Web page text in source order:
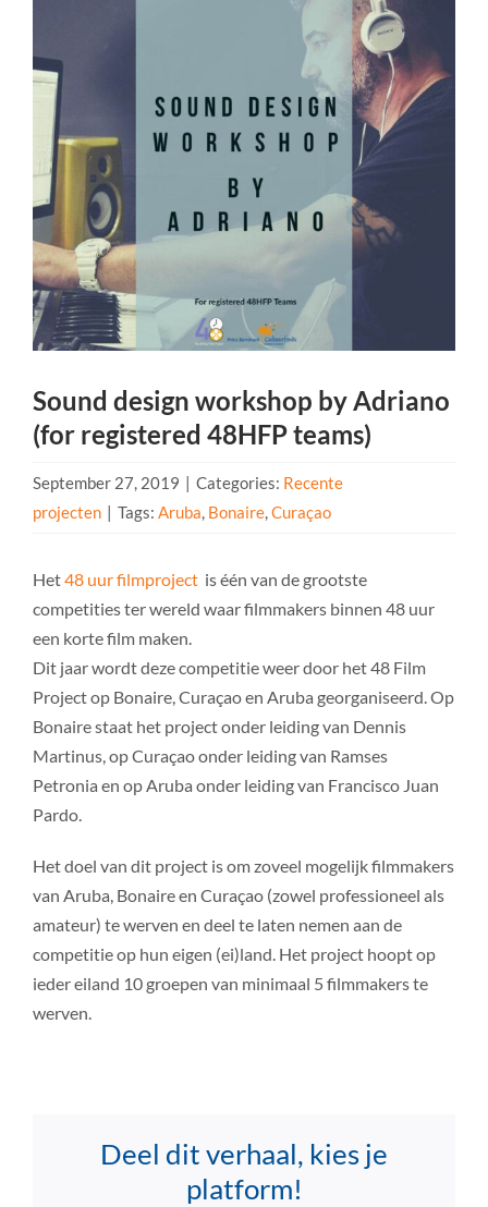
Sound design workshop by Adriano
(for registered 48HFP teams)
September 27, 2019 | Categories: Recente
projecten | Tags: Aruba, Bonaire,Curaçao
Het48 uur filmproject is één van de grootste
competities ter wereld waar filmmakers binnen 48 uur
een korte film maken.
Dit jaar wordt deze competitie weer door het 48 Film
Project op Bonaire, Curaçao en Aruba georganiseerd. Op
Bonaire staat het project onder leiding van Dennis
Martinus, op Curaçao onder leiding van Ramses
Petronia en op Aruba onder leiding van Francisco Juan
Pardo.
Het doel van dit project is om zoveel mogelijk filmmakers
van Aruba, Bonaire en Curaçao (zowel professioneel als
amateur) te werven en deel te laten nemen aan de
competitie op hun eigen (ei)land. Het project hoopt op
ieder eiland 10 groepen van minimaal 5 filmmakers te
werven.
Deel dit verhaal, kies je
platform!